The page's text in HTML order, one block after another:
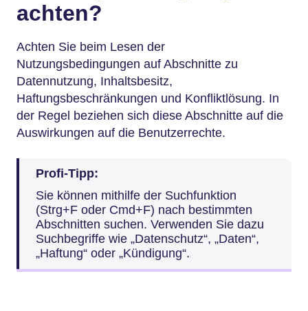
achten?
Achten Sie beim Lesen der
Nutzungsbedingungen auf Abschnitte zu
Datennutzung, Inhaltsbesitz,
Haftungsbeschränkungen und Konfliktlösung. In
der Regel beziehen sich diese Abschnitte auf die
Auswirkungen auf die Benutzerrechte.
Profi-Tipp:
Sie können mithilfe der Suchfunktion
(Strg+F oder Cmd+F) nach bestimmten
Abschnitten suchen. Verwenden Sie dazu
Suchbegriffe wie „Datenschutz“, „Daten“,
„Haftung“ oder „Kündigung“.